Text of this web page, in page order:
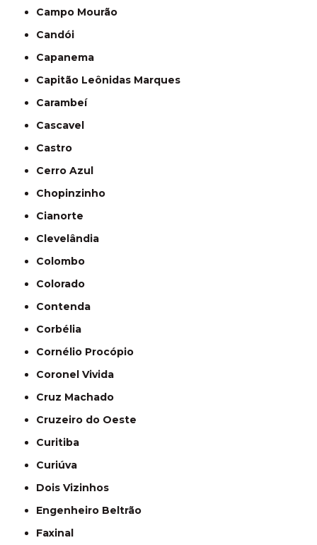
Campo Mourão
Candói
Capanema
Capitão Leônidas Marques
Carambeí
Cascavel
Castro
Cerro Azul
Chopinzinho
Cianorte
Clevelândia
Colombo
Colorado
Contenda
Corbélia
Cornélio Procópio
Coronel Vivida
Cruz Machado
Cruzeiro do Oeste
Curitiba
Curiúva
Dois Vizinhos
Engenheiro Beltrão
Faxinal